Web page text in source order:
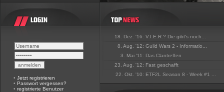
• Jetzt registrieren
• Passwort vergessen?
• registrierte Benutzer
18. Dez. '16: V.I.E.R.? Die gibt's noch...
8. Aug. '12: Guild Wars 2 - Informatio...
3. Mai '11: Das Clantreffen
23. Aug. '12: Fast geschafft
22. Okt. '10: ETF2L Season 8 - Week #1 ...